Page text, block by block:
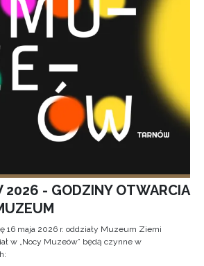
2026 - GODZINY OTWARCIA
16 maja 2026 r. oddziały Muzeum Ziemi
w „Nocy Muzeów” będą czynne w